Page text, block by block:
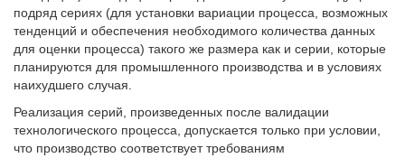
подряд сериях (для установки вариации процесса, возможных
тенденций и обеспечения необходимого количества данных
для оценки процесса) такого же размера как и серии, которые
планируются для промышленного производства и в условиях
наихудшего случая.
Реализация серий, произведенных после валидации
технологического процесса, допускается только при условии,
что производство соответствует требованиям